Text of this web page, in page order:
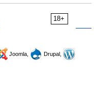
18+
Joomla,
Drupal,